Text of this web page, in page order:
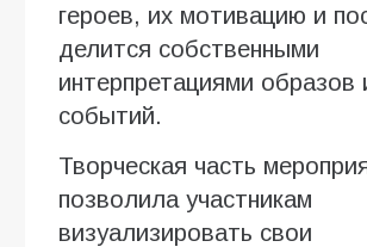
героев, их мотивацию и
делится собственными
интерпретациями образов
событий.
Творческая часть
позволила участникам
визуализировать свои